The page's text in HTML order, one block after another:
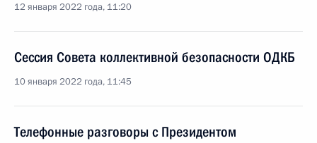
12 января 2022 года, 11:20
Сессия Совета коллективной безопасности ОДКБ
10 января 2022 года, 11:45
Телефонные разговоры с Президентом